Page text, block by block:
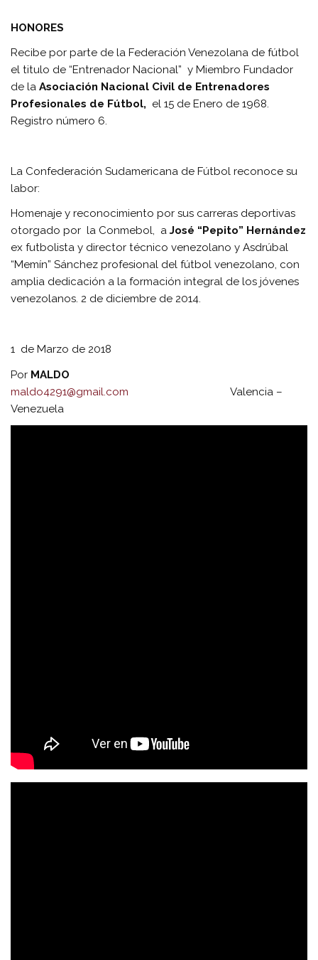
HONORES
Recibe por parte de la Federación Venezolana de fútbol
el titulo de “Entrenador Nacional” y Miembro Fundador
de la Asociación Nacional Civil de Entrenadores
Profesionales de Fútbol, el 15 de Enero de 1968.
Registro número 6.
La Confederación Sudamericana de Fútbol reconoce su
labor:
Homenaje y reconocimiento por sus carreras deportivas
otorgado por la Conmebol, aJosé “Pepito” Hernández
ex futbolista y director técnico venezolano y Asdrúbal
“Memín” Sánchez profesional del fútbol venezolano, con
amplia dedicación a la formación integral de los jóvenes
venezolanos. 2 de diciembre de 2014.
1 de Marzo de 2018
Por MALDO
maldo4291@gmail.com Valencia –
Venezuela